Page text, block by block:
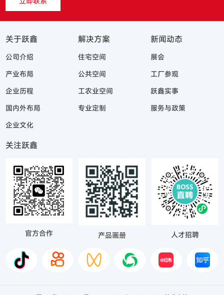
关于跃鑫
公司介绍
产业布局
企业历程
国内外布局
企业文化
解决方案
住宅空间
公共空间
工农业空间
专业定制
新闻动态
展会
工厂参观
跃鑫实事
服务与政策
关注跃鑫
官方合作 产品画册 人才招聘